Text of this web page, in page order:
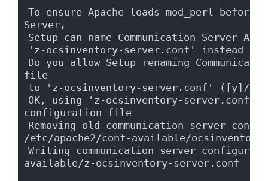
To ensure Apache loads mod_perl before
Server,
Setup can name Communication Server
'z-ocsinventory-server.conf' instead
Do you allow Setup renaming
file
to 'z-ocsinventory-server.conf' ([y]/n)
OK, using 'z-ocsinventory-server.conf' as
configuration file
Removing old communication server
/etc/apache2/conf-available/
Writing communication server
available/z-ocsinventory-server.conf